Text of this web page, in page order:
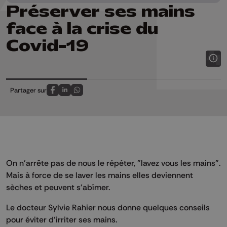
Préserver ses mains
face à la crise du
Covid-19
Partager sur
Partagez sur FaceBook
Partagez sur LinkedIn
Partagez sur Whatsapp
On n'arrête pas de nous le répéter, "lavez vous les mains".
Mais à force de se laver les mains elles deviennent
sèches et peuvent s'abîmer.
Le docteur Sylvie Rahier nous donne quelques conseils
pour éviter d'irriter ses mains.